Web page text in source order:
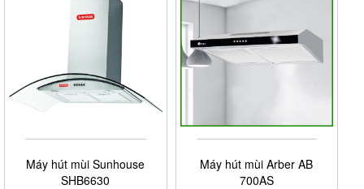
Máy hút mùi Sunhouse
SHB6630
Máy hút mùi Arber AB
700AS